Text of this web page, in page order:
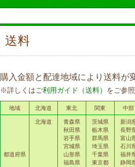
送料
購入金額と配達地域により送料が
※詳しくはご利用ガイド（送料） をご参
地域 北海道 東北 関東 中部
都道府県
北海道
青森県
秋田県
岩手県
宮城県
山形県
福島県
茨城県
栃木県
群馬県
埼玉県
千葉県
東京都
新潟
長野
富山
石川
福井
静岡